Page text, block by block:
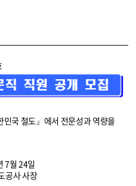
국 철도』에서 전문성과 역량을
7월 24일
공사 사장